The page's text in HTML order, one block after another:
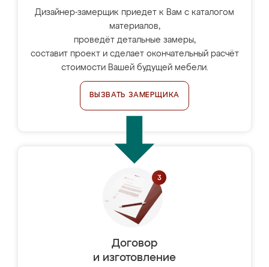
Дизайнер-замерщик приедет к Вам с каталогом
материалов,
проведёт детальные замеры,
составит проект и сделает окончательный расчёт
стоимости Вашей будущей мебели.
ВЫЗВАТЬ ЗАМЕРЩИКА
Договор
и изготовление